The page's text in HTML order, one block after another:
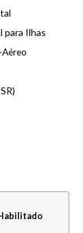
para Ilhas